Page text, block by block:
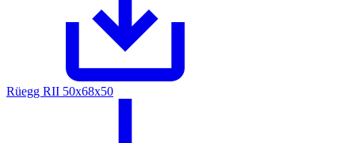
Rüegg RII 50x68x50